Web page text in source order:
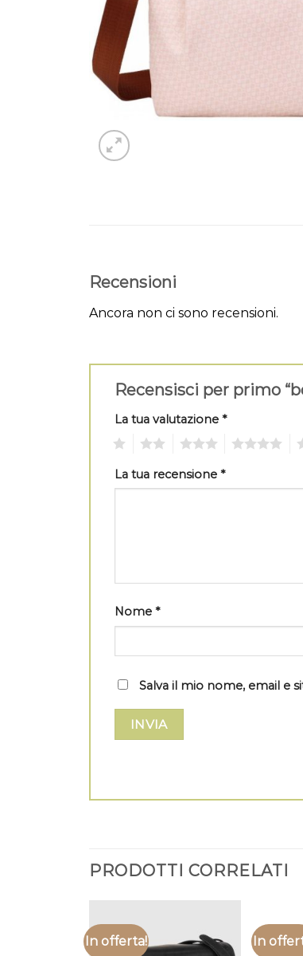
Recensioni
Ancora non ci sono recensioni.
Recensisci per primo
La tua valutazione *
La tua recensione *
Nome *
Salva il mio nome, email e
PRODOTTI CORRELATI
In offerta! In